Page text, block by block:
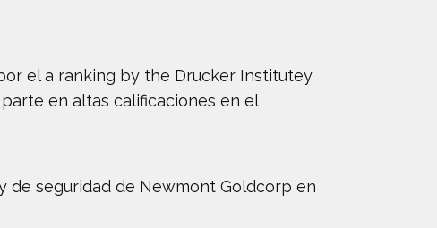
el a ranking by the Drucker Institutey
en altas calificaciones en el
de seguridad de Newmont Goldcorp en